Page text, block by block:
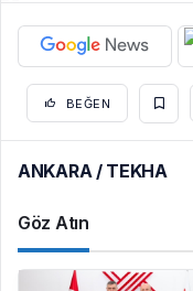
BEĞEN
ANKARA / TEKHA
Göz Atın